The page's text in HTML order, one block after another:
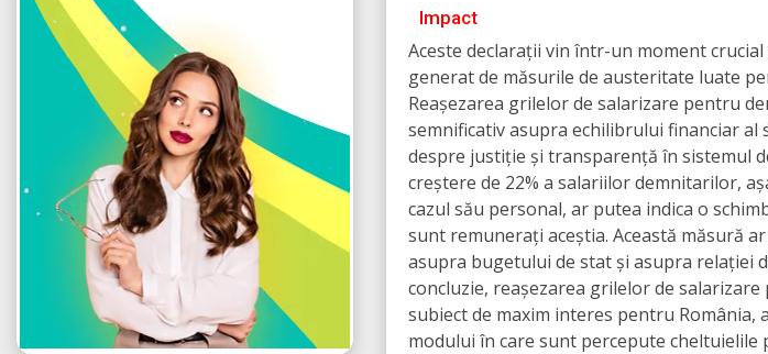
Impact
Aceste declarații vin într-un moment
generat de măsurile de austeritate luate
Reașezarea grilelor de salarizare pentru
semnificativ asupra echilibrului financiar
despre justiție și transparență în sistemul
creștere de 22% a salariilor demnitarilor,
cazul său personal, ar putea indica o
sunt remunerați aceștia. Această măsură
asupra bugetului de stat și asupra relației
concluzie, reașezarea grilelor de
subiect de maxim interes pentru România,
modului în care sunt percepute cheltuielile